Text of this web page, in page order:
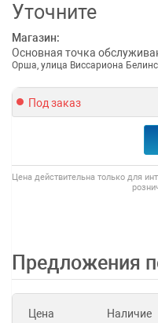
Уточните
Магазин:
Основная точка
Орша, улица Виссариона
Под заказ
Цена действительна только для
Предложения
Цена Наличие